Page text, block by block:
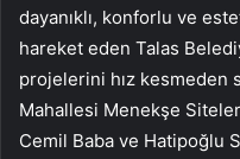
dayanıklı, konforlu ve
hareket eden Talas
projelerini hız kesmeden
Mahallesi Menekşe
Cemil Baba ve Hatipoğlu